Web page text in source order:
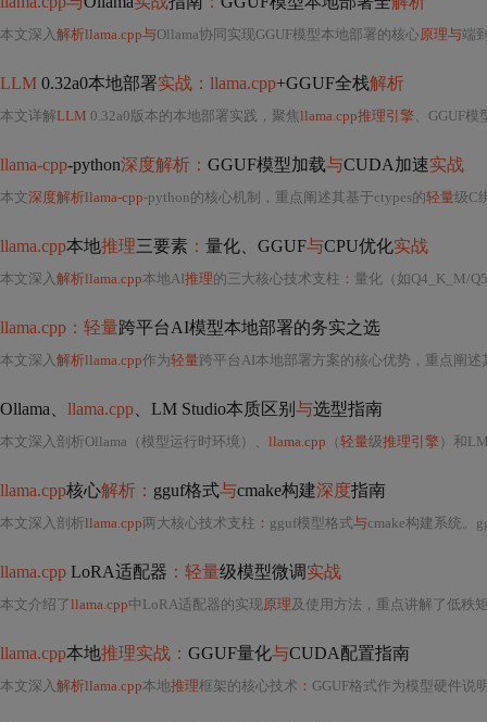
本文深入解析llama.cpp与Ollama协同实现GGUF模型本地部署的核心原理与端到端实
LLM 0.32a0本地部署实战：llama.cpp+GGUF全栈解析
本文详解LLM 0.32a0版本的本地部署实践，聚焦llama.cpp推理引擎、GGUF模
llama-cpp-python深度解析： GGUF模型加载与CUDA加速实战
本文深度解析llama-cpp-python的核心机制，重点阐述其基于ctypes的轻量级C
llama.cpp本地推理三要素 ： 量化、GGUF与CPU优化实战
本文深入解析llama.cpp本地AI推理的三大核心技术支柱 ： 量化（如Q4_K_M/Q5_K_M分组量化）、GGUF模型格
llama.cpp：轻量跨平台AI模型本地部署的务实之选
本文深入解析llama.cpp作为轻量跨平台AI本地部署方案的核心优势，重点阐述
Ollama、 llama.cpp 、LM Studio本质区别 与选型指南
本文深入剖析Ollama（模型运行时环境）、 llama.cpp （轻量级推理引擎）和
llama.cpp核心解析： gguf格式与cmake构建深度指南
本文深入剖析llama.cpp两大核心技术支柱 ： gguf模型格式与cmake构建系统。
llama.cpp LoRA适配器 ：轻量级模型微调 实战
本文介绍了llama.cpp中LoRA适配器的实现原理及使用方法，重点讲解了低秩矩阵分解技术如何降低大模型微调的成本。文章详细说明了从环境搭建到实际
llama.cpp本地推理实战： GGUF量化与CUDA配置指南
本文深入解析llama.cpp本地推理框架的核心技术 ： GGUF格式作为模型硬件说明书的底层